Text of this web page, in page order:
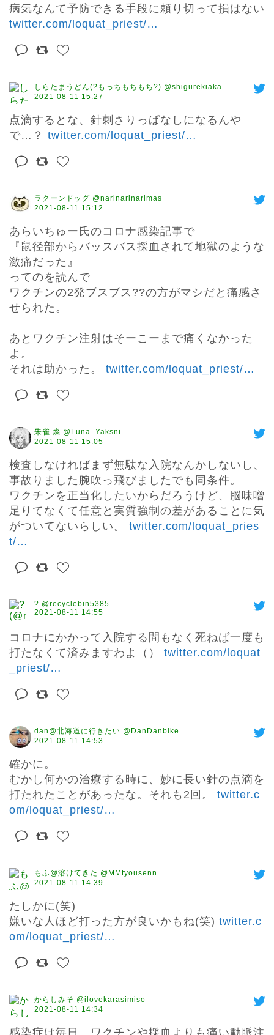
twitter.com/loquat_priest/…
しらたまうどん(?もっちもちもち?) @shigurekiaka
2021-08-11 15:27
点滴するとな、針刺さりっぱなしになるんや
で…？ twitter.com/loquat_priest/…
ラクーンドッグ @narinarinarimas
2021-08-11 15:12
あらいちゅー氏のコロナ感染記事で
『鼠径部からバッスバス採血されて地獄のような
激痛だった』
ってのを読んで
ワクチンの2発ブスブス??の方がマシだと痛感さ
せられた。
あとワクチン注射はそーこーまで痛くなかった
よ。
それは助かった。 twitter.com/loquat_priest/…
朱雀 燦 @Luna_Yaksni
2021-08-11 15:05
検査しなければまず無駄な入院なんかしないし、
事故りました腕吹っ飛びましたでも同条件。
ワクチンを正当化したいからだろうけど、脳味噌
足りてなくて任意と実質強制の差があることに気
がついてないらしい。 twitter.com/loquat_pries
t/…
? @recyclebin5385
2021-08-11 14:55
コロナにかかって入院する間もなく死ねば一度も
打たなくて済みますわよ（） twitter.com/loquat
_priest/…
dan@北海道に行きたい @DanDanbike
2021-08-11 14:53
確かに。
むかし何かの治療する時に、妙に長い針の点滴を
打たれたことがあったな。それも2回。 twitter.c
om/loquat_priest/…
もふ@溶けてきた @MMtyousenn
2021-08-11 14:39
たしかに(笑)
嫌いな人ほど打った方が良いかもね(笑) twitter.c
om/loquat_priest/…
からしみそ @ilovekarasimiso
2021-08-11 14:34